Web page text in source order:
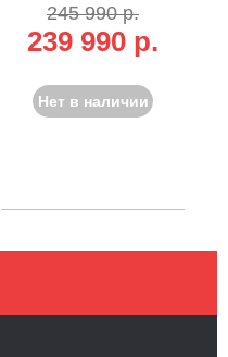
245 990 р.
239 990 р.
Нет в наличии